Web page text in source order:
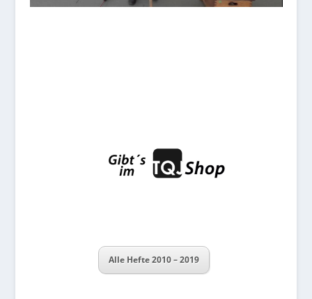
Alle Hefte 2010 – 2019